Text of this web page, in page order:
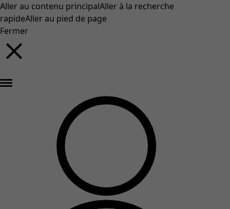
Aller au contenu principalAller à la recherche
rapideAller au pied de page
Fermer